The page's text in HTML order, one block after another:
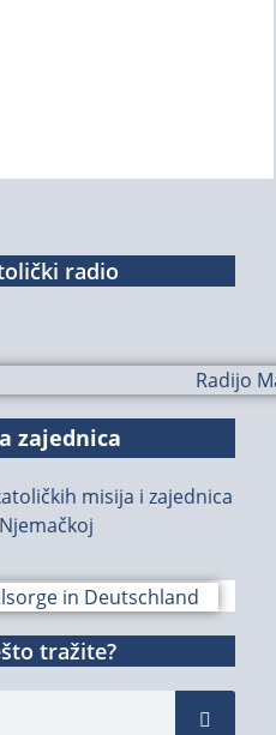
radio
zajednica
misija i zajednica
tražite?